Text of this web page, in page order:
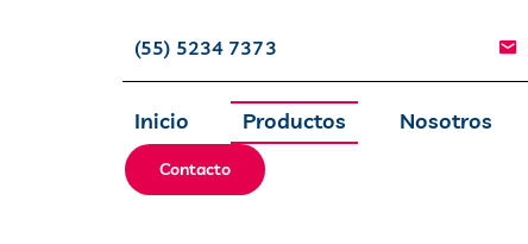
(55) 5234 7373
Inicio Productos Nosotros
Contacto